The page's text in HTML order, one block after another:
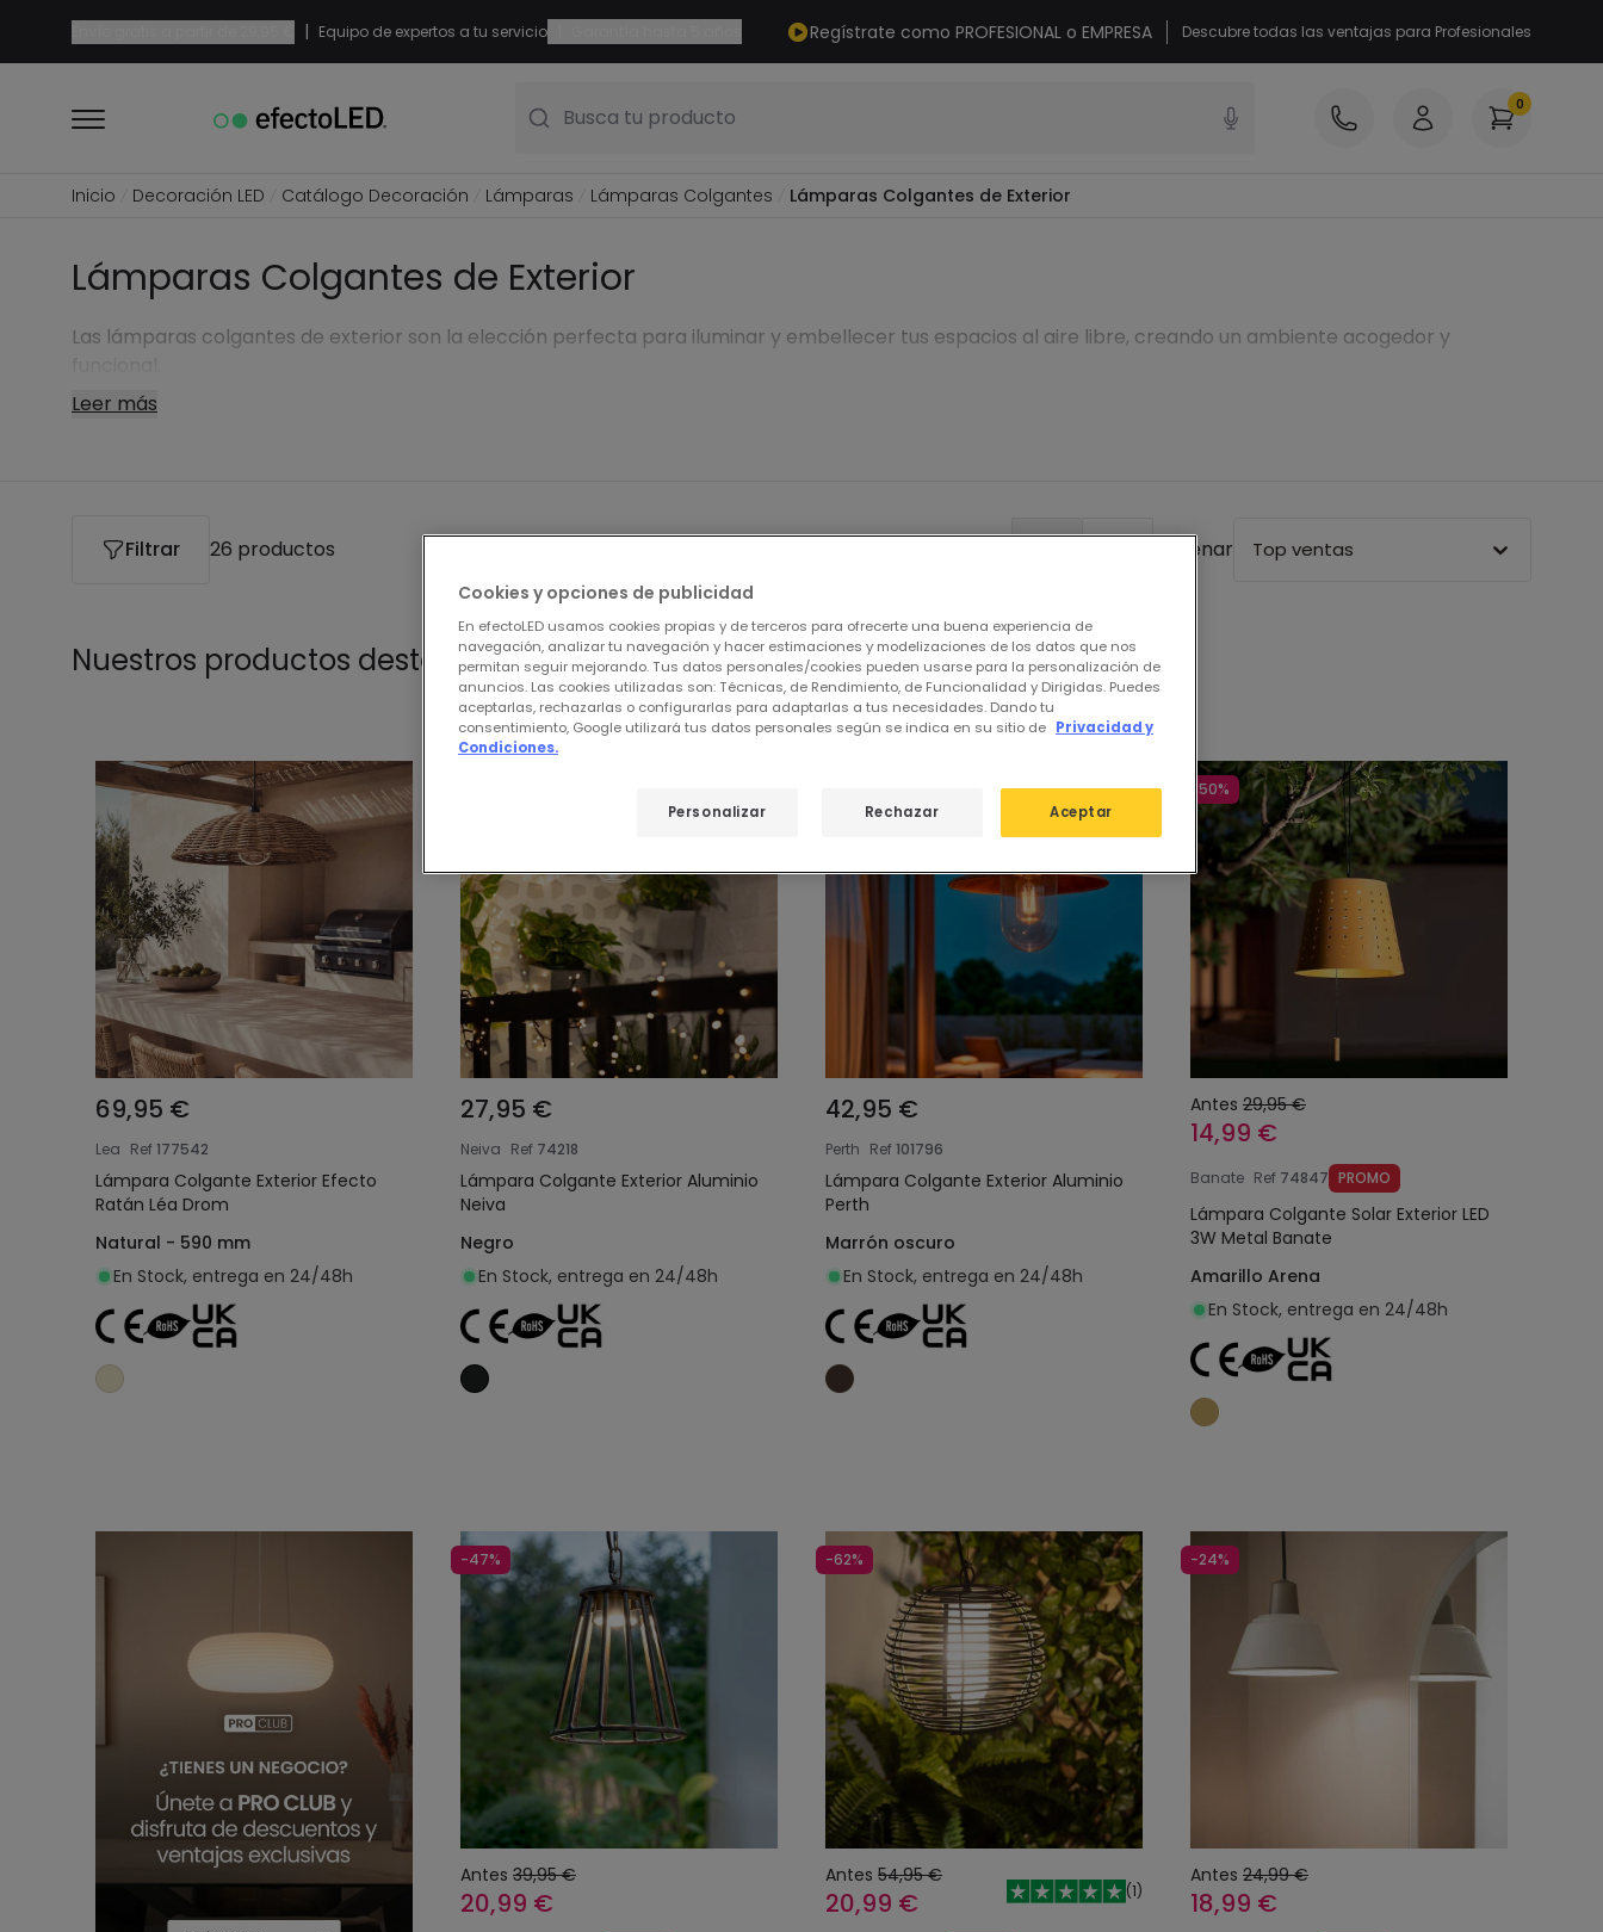
| Equipo de expertos a tu servicio Regístrate como PROFESIONAL o EMPRESA Descubre todas las ventajas para Profesionales
Busca tu producto 0
Inicio Decoración LED Catálogo Decoración Lámparas Lámparas Colgantes Lámparas Colgantes de Exterior
Lámparas Colgantes de Exterior
Las lámparas colgantes de exterior son la elección perfecta para iluminar y embellecer tus espacios al aire libre, creando un ambiente acogedor y
Leer más
Filtrar 26 productos Ordenar Top ventas
Nuestros productos destacados deLámparas Colgantes de Exterior
69,95 €
Lea Ref177542
Lámpara Colgante Exterior Efecto
Ratán Léa Drom
Natural - 590 mm
En Stock, entrega en 24/48h
27,95 €
Neiva Ref 74218
Lámpara Colgante Exterior Aluminio
Neiva
Negro
En Stock, entrega en 24/48h
42,95 €
Perth Ref101796
Lámpara Colgante Exterior Aluminio
Perth
Marrón oscuro
En Stock, entrega en 24/48h
-50%
Antes 29,95 €
14,99 €
Banate Ref 74847 PROMO
Lámpara Colgante Solar Exterior LED
3W Metal Banate
Amarillo Arena
En Stock, entrega en 24/48h
-47%
Antes 39,95 €
20,99 €
-62%
Antes 54,95 €
20,99 € (1)
-24%
Antes 24,99 €
18,99 €
Cookies y opciones de publicidad
En efectoLED usamos cookies propias y de terceros para ofrecerte una buena experiencia de
navegación, analizar tu navegación y hacer estimaciones y modelizaciones de los datos que nos
permitan seguir mejorando. Tus datos personales/cookies pueden usarse para la personalización de
anuncios. Las cookies utilizadas son: Técnicas, de Rendimiento, de Funcionalidad y Dirigidas. Puedes
aceptarlas, rechazarlas o configurarlas para adaptarlas a tus necesidades. Dando tu
consentimiento, Google utilizará tus datos personales según se indica en su sitio de Privacidad y
Condiciones.
Rechazar Aceptar
Personalizar